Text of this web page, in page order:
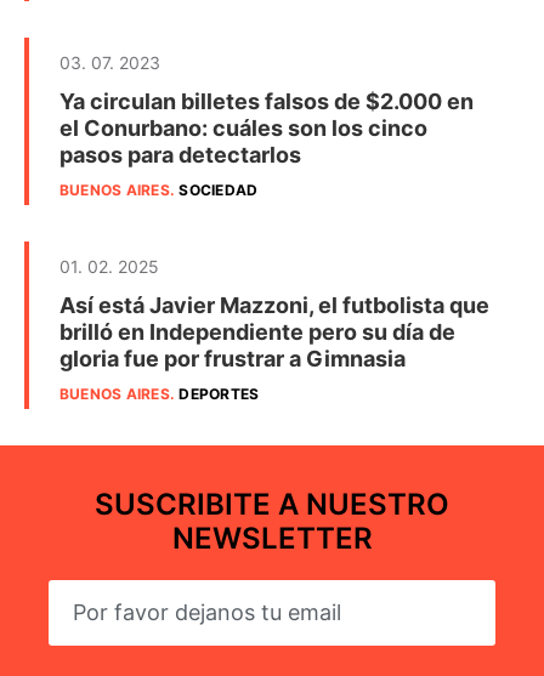
03. 07. 2023
Ya circulan billetes falsos de $2.000 en
el Conurbano: cuáles son los cinco
pasos para detectarlos
BUENOS AIRES.SOCIEDAD
01. 02. 2025
Así está Javier Mazzoni, el futbolista que
brilló en Independiente pero su día de
gloria fue por frustrar a Gimnasia
BUENOS AIRES.DEPORTES
SUSCRIBITE A NUESTRO
NEWSLETTER